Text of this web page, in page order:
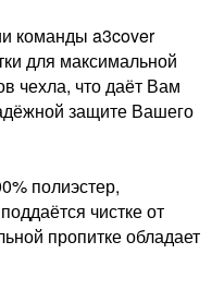
команды a3cover
для максимальной
чехла, что даёт Вам
защите Вашего
полиэстер,
чистке от
пропитке обладает